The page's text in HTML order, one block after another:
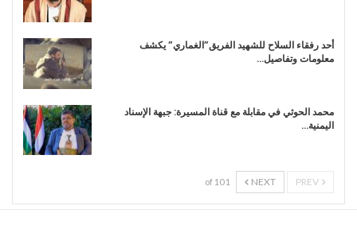
أحد رفقاء السلاح للشهيد الفريق”الغماري” يكشف
معلومات وتفاصيل…
محمد الحوثي في مقابلة مع قناة المسيرة: جبهة الإسناد
اليمنية…
NEXT
1 of 10